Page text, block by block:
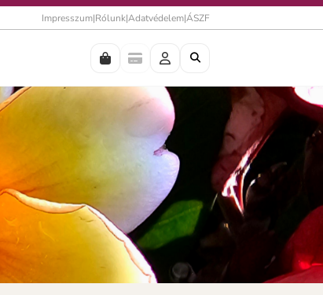
Impresszum|Rólunk|Adatvédelem|ÁSZF